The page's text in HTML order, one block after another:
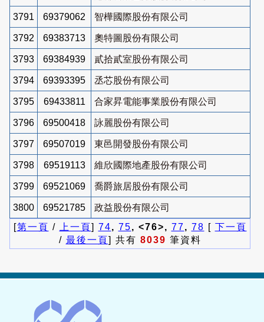
3791 69379062 智樺國際股份有限公司
3792 69383713 奧特圖股份有限公司
3793 69384939 貳拾貳室股份有限公司
3794 69393395 丞芯股份有限公司
3795 69433811 合家昇電能事業股份有限公司
3796 69500418 詠麗股份有限公司
3797 69507019 東邑開發股份有限公司
3798 69519113 維欣國際地產股份有限公司
3799 69521069 喬爵旅居股份有限公司
3800 69521785
政益股份有限公司
[第一頁 / 上一頁] 74, 75, <76>, 77, 78 [ 下一頁
/ 最後一頁] 共有 8039 筆資料